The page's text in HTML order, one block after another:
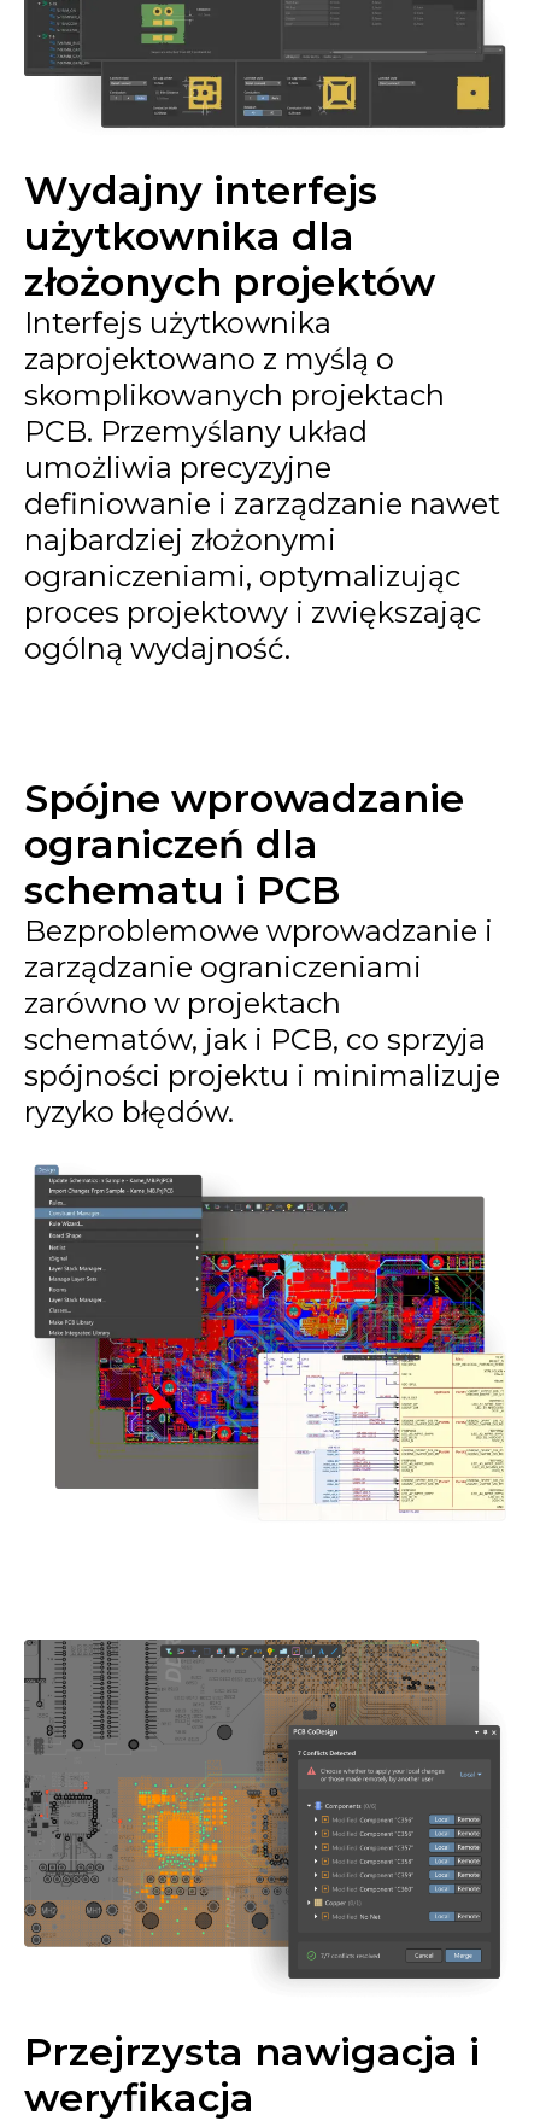
Wydajny interfejs
użytkownika dla
złożonych projektów
Interfejs użytkownika
zaprojektowano z myślą o
skomplikowanych projektach
PCB. Przemyślany układ
umożliwia precyzyjne
definiowanie i zarządzanie nawet
najbardziej złożonymi
ograniczeniami, optymalizując
proces projektowy i zwiększając
ogólną wydajność.
Spójne wprowadzanie
ograniczeń dla
schematu i PCB
Bezproblemowe wprowadzanie i
zarządzanie ograniczeniami
zarówno w projektach
schematów, jak i PCB, co sprzyja
spójności projektu i minimalizuje
ryzyko błędów.
Przejrzysta nawigacja i
weryfikacja